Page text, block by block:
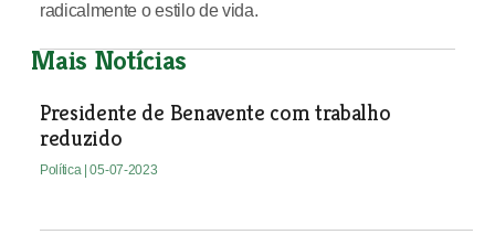
radicalmente o estilo de vida.
Mais Notícias
Presidente de Benavente com trabalho
reduzido
Política | 05-07-2023